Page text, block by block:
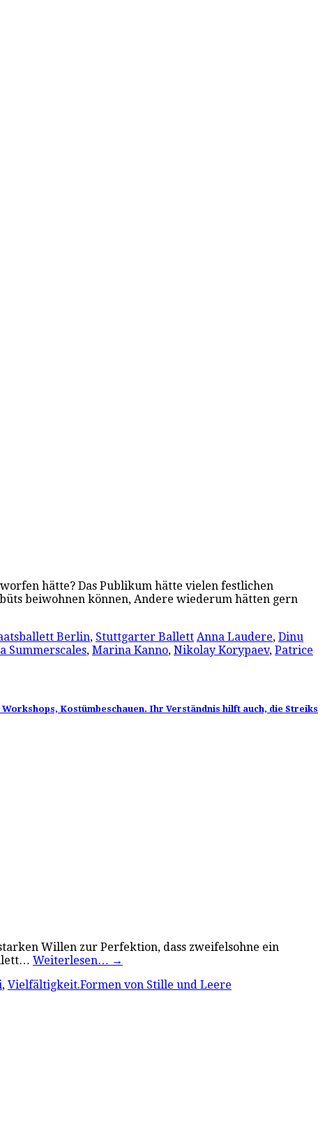
hätte? Das Publikum hätte vielen festlichen
beiwohnen können, Andere wiederum hätten gern
Berlin, Stuttgarter Ballett Anna Laudere, Dinu
Summerscales, Marina Kanno, Nikolay Korypaev, Patrice
Kostümbeschauen. Ihr Verständnis hilft auch, die Streiks
Willen zur Perfektion, dass zweifelsohne ein
Weiterlesen… →
, Vielfältigkeit.Formen von Stille und Leere